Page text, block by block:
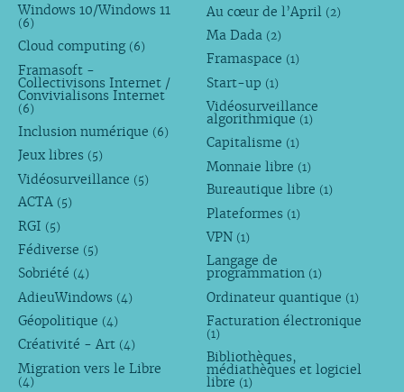
Windows 10/Windows 11
(6)
Cloud computing (6)
Framasoft -
Collectivisons Internet /
Convivialisons Internet
(6)
Inclusion numérique (6)
Jeux libres (5)
Vidéosurveillance (5)
ACTA (5)
RGI (5)
Fédiverse (5)
Sobriété (4)
AdieuWindows (4)
Géopolitique (4)
Créativité - Art (4)
Migration vers le Libre
(4)
Au cœur de l’April (2)
Ma Dada (2)
Framaspace (1)
Start-up (1)
Vidéosurveillance
algorithmique (1)
Capitalisme (1)
Monnaie libre (1)
Bureautique libre (1)
Plateformes (1)
VPN (1)
Langage de
programmation (1)
Ordinateur quantique (1)
Facturation électronique
(1)
Bibliothèques,
médiathèques et logiciel
libre (1)